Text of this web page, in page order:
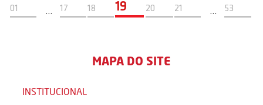
01 … 17 18 19 20 21 … 53
MAPA DO SITE
INSTITUCIONAL